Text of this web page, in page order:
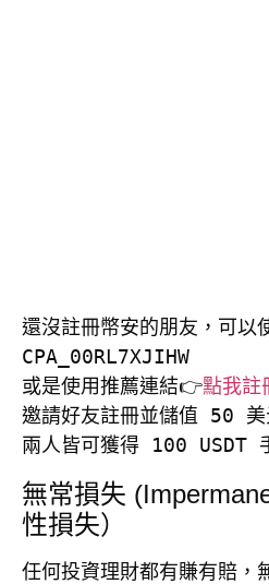
還沒註冊幣安的朋友，可以
CPA_00RL7XJIHW
或是使用推薦連結👉點我註
邀請好友註冊並儲值 50 美
兩人皆可獲得 100 USDT
無常損失
性損失）
任何投資理財都有賺有賠，